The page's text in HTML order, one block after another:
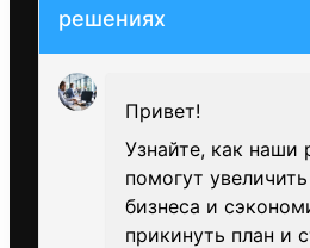
решениях
Привет!
Узнайте, как наши
помогут
бизнеса и
прикинуть план и